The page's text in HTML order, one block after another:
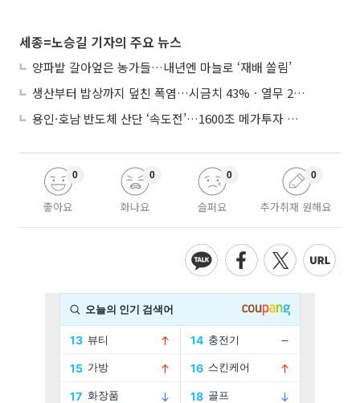
세종=노승길 기자의 주요 뉴스
양파밭 갈아엎은 농가들…내년엔 마늘로 ‘재배 쏠림’
생산부터 밥상까지 덮친 폭염…시금치 43%ㆍ열무 28% 급등
용인·호남 반도체 산단 ‘속도전’…1600조 메가투자 이행 총력
좋아요
0
화나요
0
슬퍼요
0
추가취재 원해요
0